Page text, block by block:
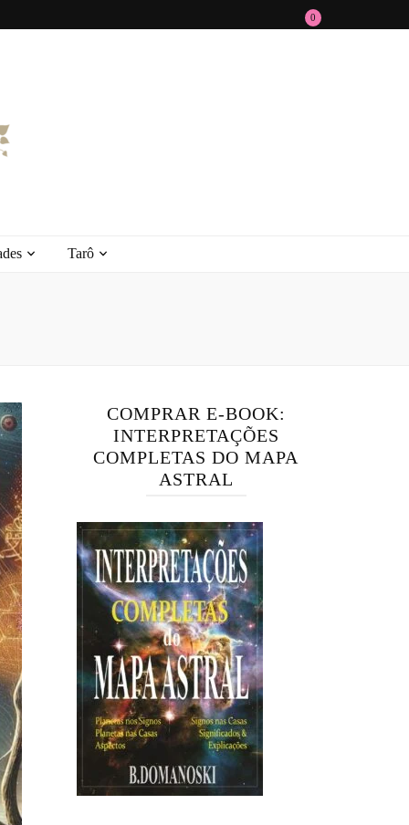
0
Tarô
COMPRAR E-BOOK:
INTERPRETAÇÕES
COMPLETAS DO MAPA
ASTRAL